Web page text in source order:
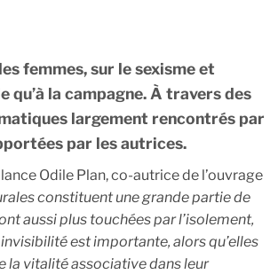
femmes, sur le sexisme et
qu’à la campagne. À travers des
largement rencontrés par
par les autrices.
lance Odile Plan, co-autrice de l’ouvrage
constituent une grande partie de
aussi plus touchées par l’isolement,
est importante, alors qu’elles
la vitalité associative dans leur